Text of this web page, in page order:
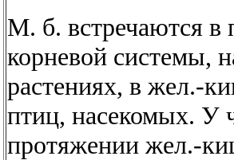
М. б. встречаются в
корневой системы,
растениях, в жел.-
птиц, насекомых. У
протяжении жел.-